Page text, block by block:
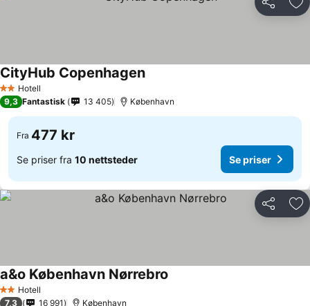
Del
2 Stjerner
Hotell
CityHub Copenhagen
9,3 Fantastisk 13 405 København
Fra 477 kr
Se priser fra 10 nettsteder Se priser
Del
2 Stjerner
Hotell
a&o København Nørrebro
7,3 16 991 København